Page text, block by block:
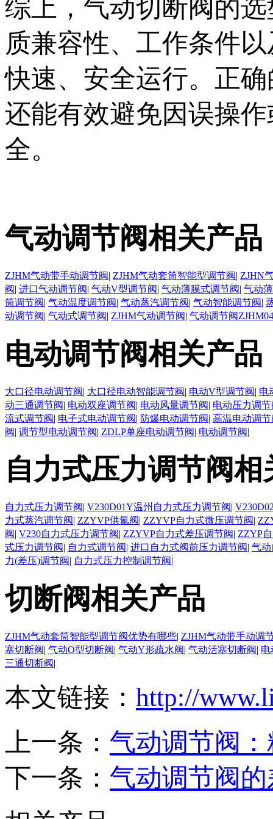
综上，气动切断阀的
质兼容性、工作条件
快速、安全运行。正
还能有效避免因误操
全。
气动调节阀相关产品
ZJHM气动带手动调节阀| ZJHM气动套筒智能型调节阀| ZJHN
阀| 进口气动调节阀| 气动V型调节阀| 气动薄膜式调节阀| 气动
筒调节阀| 气动温度调节阀| 气动蒸汽调节阀| 气动智能调节阀|
动调节阀| 气动式调节阀| ZJHM气动调节阀| 气动调节阀ZJHM04
电动调节阀相关产品
大口径电动调节阀| 大口径电动智能调节阀| 电动V型调节阀| 电
动三通调节阀| 电动双座调节阀| 电动风量调节阀| 电动压力调节
流式调节阀| 电子式电动调节阀| 防爆电动调节阀| 高温电动调节
阀| 调节型电动调节阀| ZDLP单座电动调节阀| 电动调节阀|
自力式压力调节阀相
自力式压力调节阀| V230D01Y温州自力式压力调节阀|
力式蒸汽调节阀| ZZYVP供氮阀| ZZYVP自力式微压调节阀|
阀| V230自力式压力调节阀| ZZYVP自力式差压调节阀| ZZYP
式压力调节阀| 自力式调节阀| 进口自力式阀前压力调节阀| 气
力(差压)调节阀| 自力式压力控制调节阀|
切断阀相关产品
ZJHM气动套筒智能型调节阀优势有哪些| ZJHM气动带手动调
塞切断阀| 气动O型切断阀| 气动Y形疏水阀| 气动活塞切断阀| 电
三通切断阀|
本文链接： http://
上一条： 气动调节阀
下一条： 气动调节阀